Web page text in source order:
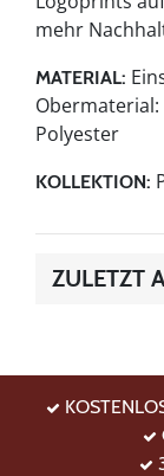
mehr
MATERIAL:
Obermaterial:
Polyester
KOLLEKTION:
ZULETZT